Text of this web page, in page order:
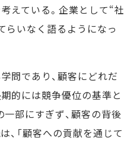
えている。企業として“社
らいなく語るようになっ
問であり、顧客にどれだ
的には競争優位の基準と
一部にすぎず、顧客の背後
、「顧客への貢献を通じて